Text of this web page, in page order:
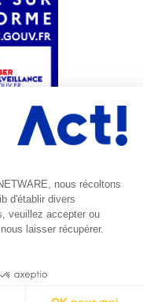
de Ventes
nous récoltons
d'établir divers
veuillez accepter ou
laisser récupérer.